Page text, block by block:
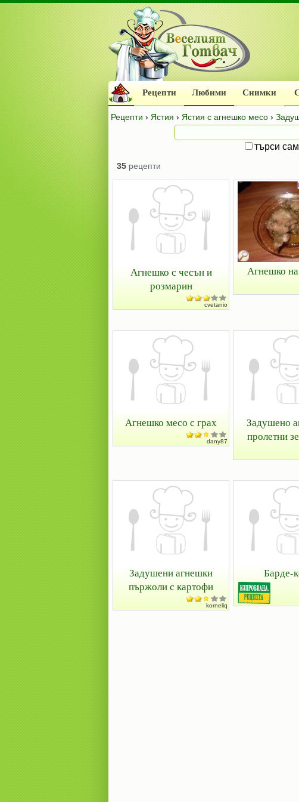
Рецепти Любими Снимки
Рецепти › Ястия › Ястия с агнешко месо ›
търси
35 рецепти
Агнешко с чесън и
розмарин
cvetanio
Агнешко
Агнешко месо с грах
dany87
Задушено
пролетни
Задушени агнешки
пържоли с картофи
korneliq
Барде-